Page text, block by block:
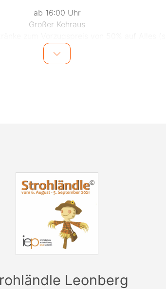
ab 16:00 Uhr
Großer Kehraus
der Vorrat reicht)
Leonberg